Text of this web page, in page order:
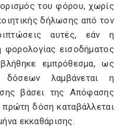
του φόρου, χωρίς
δήλωσης από τον
αυτές, εάν η
φορολογίας εισοδήματος
εμπρόθεσμα, ως
δόσεων λαμβάνεται η
βάσει της Απόφασης
δόση καταβάλλεται
εκκαθάρισης.